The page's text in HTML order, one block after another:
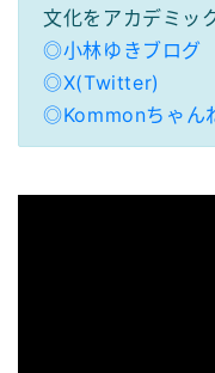
文化をアカデミッ
◎小林ゆきブログ
◎X(Twitter)
◎Kommonちゃん